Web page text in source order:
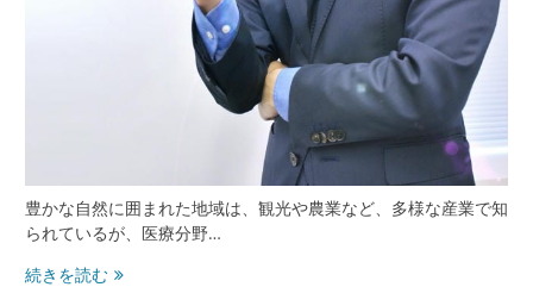
豊かな自然に囲まれた地域は、観光や農業など、多様な産業で知
られているが、医療分野…
続きを読む甲